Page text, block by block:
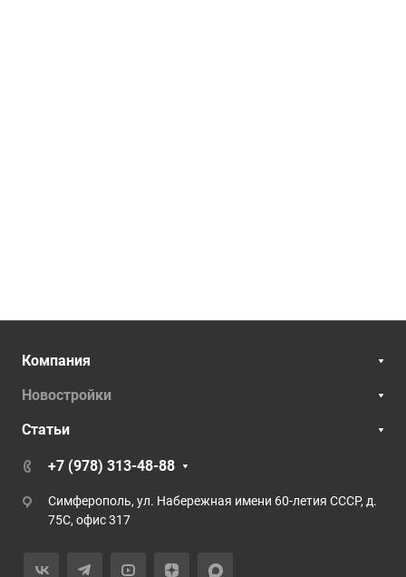
Компания
Новостройки
Статьи
+7 (978) 313-48-88
Симферополь, ул. Набережная имени 60-летия СССР, д.
75С, офис 317